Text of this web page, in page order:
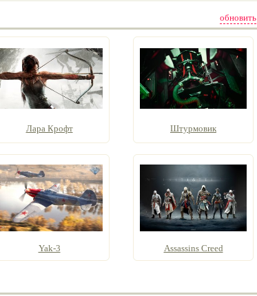
обновить
Лара Крофт Штурмовик
Yak-3 Assassins Creed